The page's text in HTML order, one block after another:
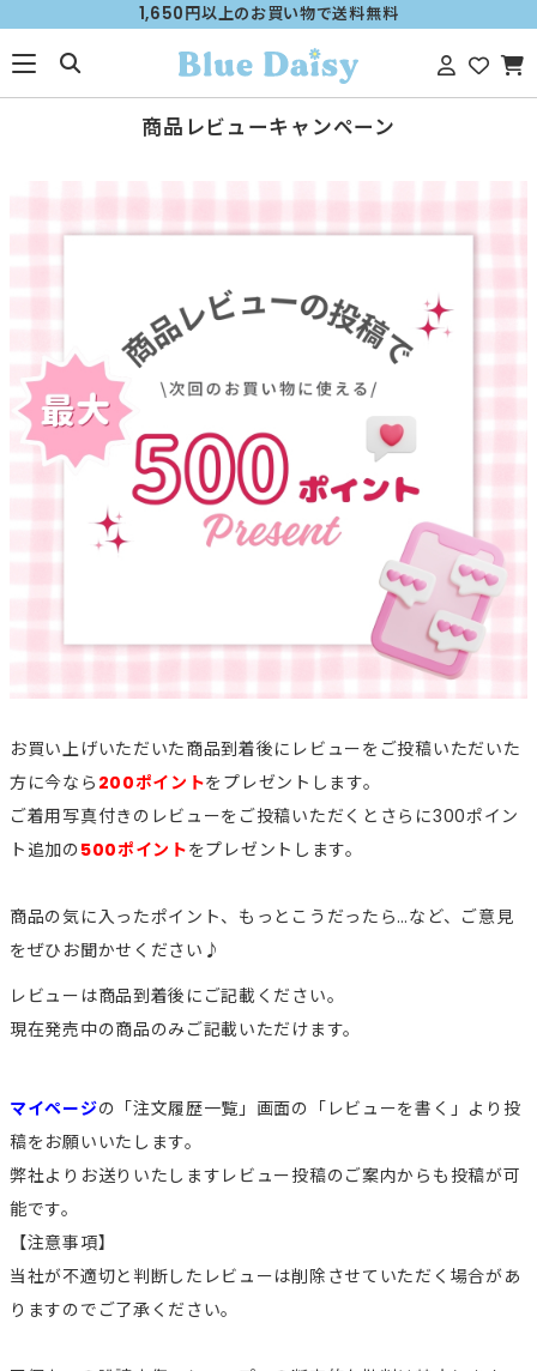
1,650円以上のお買い物で送料無料
商品レビューキャンペーン
お買い上げいただいた商品到着後にレビューをご投稿いただいた
方に今なら 200ポイントをプレゼントします。
ご着用写真付きのレビューをご投稿いただくとさらに300ポイン
ト追加の500ポイントをプレゼントします。
商品の気に入ったポイント、もっとこうだったら…など、ご意見
をぜひお聞かせください♪
レビューは商品到着後にご記載ください。
現在発売中の商品のみご記載いただけます。
マイページの「注文履歴一覧」画面の「レビューを書く」より投
稿をお願いいたします。
弊社よりお送りいたしますレビュー投稿のご案内からも投稿が可
能です。
【注意事項】
当社が不適切と判断したレビューは削除させていただく場合があ
りますのでご了承ください。